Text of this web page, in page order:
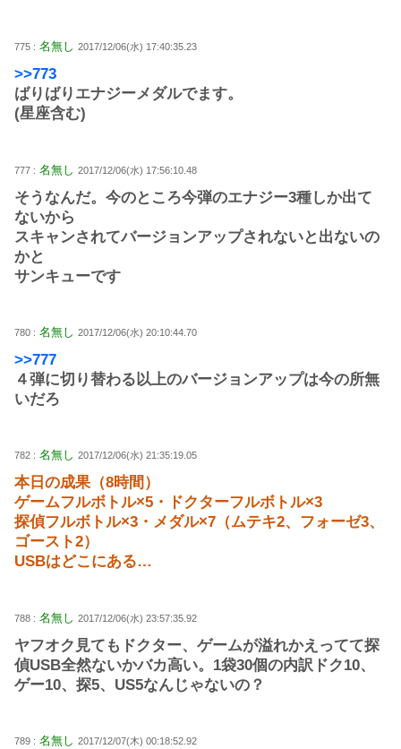
775 : 名無し 2017/12/06(水) 17:40:35.23
>>773
ばりばりエナジーメダルでます。
(星座含む)
777 : 名無し 2017/12/06(水) 17:56:10.48
そうなんだ。今のところ今弾のエナジー3種しか出て
ないから
スキャンされてバージョンアップされないと出ないの
かと
サンキューです
780 : 名無し 2017/12/06(水) 20:10:44.70
>>777
４弾に切り替わる以上のバージョンアップは今の所無
いだろ
782 : 名無し 2017/12/06(水) 21:35:19.05
本日の成果（8時間）
ゲームフルボトル×5・ドクターフルボトル×3
探偵フルボトル×3・メダル×7（ムテキ2、フォーゼ3、
ゴースト2）
USBはどこにある…
788 : 名無し 2017/12/06(水) 23:57:35.92
ヤフオク見てもドクター、ゲームが溢れかえってて探
偵USB全然ないかバカ高い。1袋30個の内訳ドク10、
ゲー10、探5、US5なんじゃないの？
789 : 名無し 2017/12/07(木) 00:18:52.92